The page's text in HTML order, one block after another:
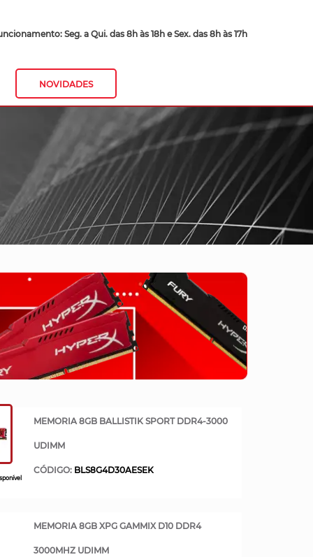
Seg. a Qui. das 8h às 18h e Sex. das 8h às 17h
NOVIDADES
MEMORIA 8GB BALLISTIK SPORT DDR4-3000
UDIMM
CÓDIGO: BLS8G4D30AESEK
MEMORIA 8GB XPG GAMMIX D10 DDR4
3000MHZ UDIMM